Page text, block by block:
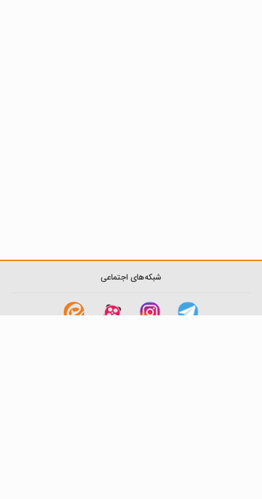
شبکه‌های اجتماعی